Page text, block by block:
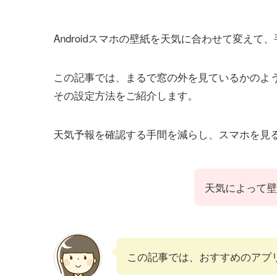
Androidスマホの壁紙を天気に合わせて変えて
この記事では、まるで窓の外を見ているかの
その設定方法をご紹介します。
天気予報を確認する手間を減らし、スマホを見
天気によって
この記事では、おすすめのアプ